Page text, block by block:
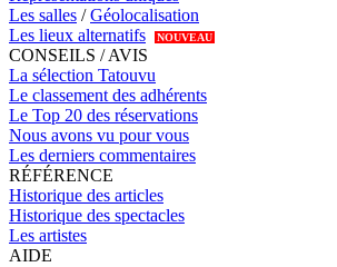
Les salles /Géolocalisation
Les lieux alternatifs
NOUVEAU
CONSEILS / AVIS
La sélection Tatouvu
Le classement des adhérents
Le Top 20 des réservations
Nous avons vu pour vous
Les derniers commentaires
RÉFÉRENCE
Historique des articles
Historique des spectacles
Les artistes
AIDE